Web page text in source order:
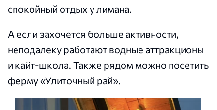
спокойный отдых у лимана.
А если захочется больше активности,
неподалеку работают водные аттракционы
и кайт-школа. Также рядом можно посетить
ферму «Улиточный рай».